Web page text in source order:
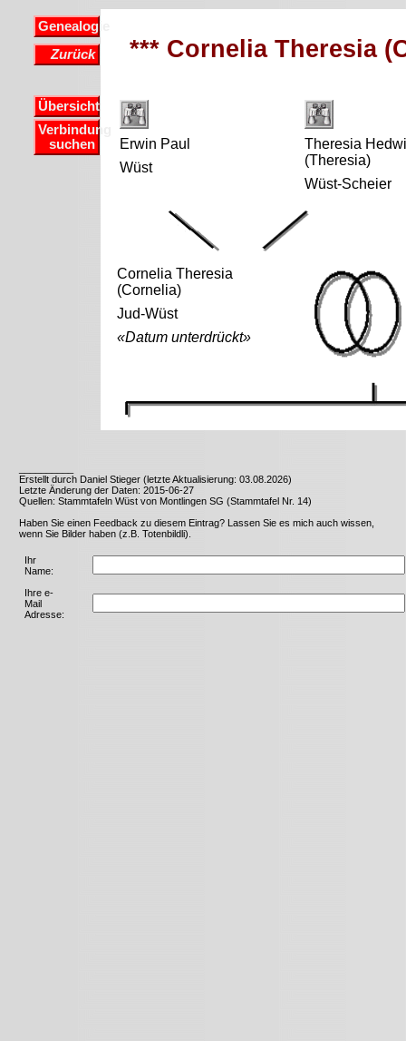
Genealogie
Zurück
Übersicht
Verbindung
suchen
*** Cornelia Theresia
Erwin Paul
Wüst
Theresia
(Theresia)
Wüst-Scheier
Cornelia Theresia
(Cornelia)
Jud-Wüst
«Datum unterdrückt»
Erstellt durch Daniel Stieger (letzte Aktualisierung: 03.08.2026)
Letzte Änderung der Daten: 2015-06-27
Quellen: Stammtafeln Wüst von Montlingen SG (Stammtafel Nr. 14)
Haben Sie einen Feedback zu diesem Eintrag? Lassen Sie es mich auch wissen,
wenn Sie Bilder haben (z.B. Totenbildli).
Ihr
Name:
Ihre e-
Mail
Adresse: